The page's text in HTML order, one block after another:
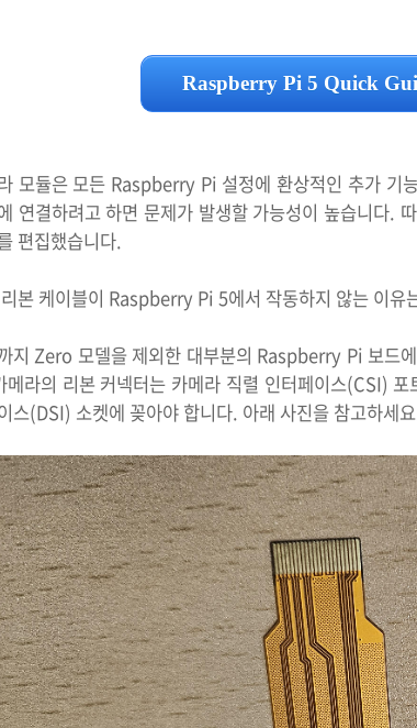
Raspberry Pi 5 Quick
모듈은 모든 Raspberry Pi 설정에 환상적인 추가 기
연결하려고 하면 문제가 발생할 가능성이 높습니다.
편집했습니다.
본 케이블이 Raspberry Pi 5에서 작동하지 않는 이유
지 Zero 모델을 제외한 대부분의 Raspberry Pi 보드
메라의 리본 커넥터는 카메라 직렬 인터페이스(CSI)
스(DSI) 소켓에 꽂아야 합니다. 아래 사진을 참고하세